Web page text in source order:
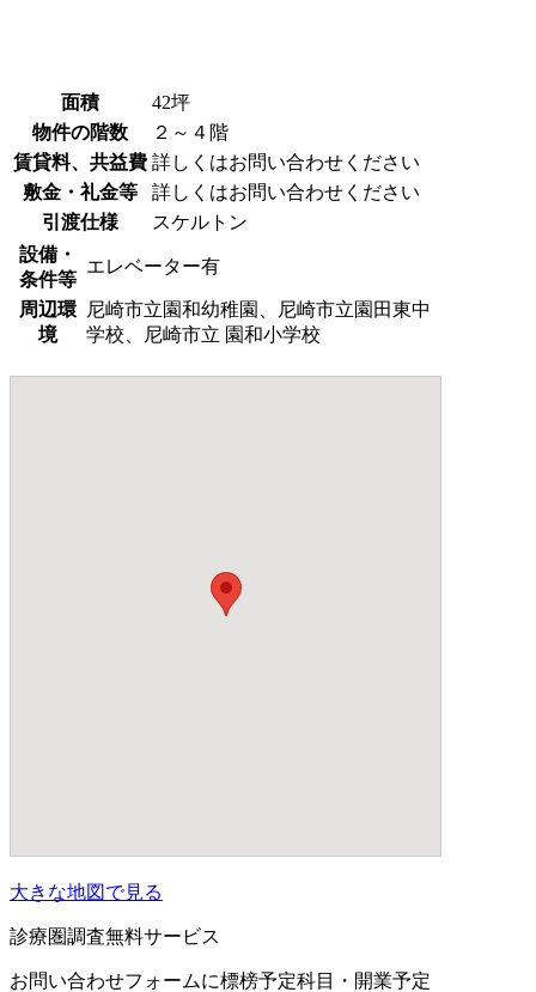
面積
42坪
物件の階数
２～４階
賃貸料、共益費 詳しくはお問い合わせください
敷金・礼金等
詳しくはお問い合わせください
引渡仕様
スケルトン
設備・
条件等
エレベーター有
周辺環
境
尼崎市立園和幼稚園、尼崎市立園田東中
学校、尼崎市立 園和小学校
大きな地図で見る
診療圏調査無料サービス
お問い合わせフォームに標榜予定科目・開業予定